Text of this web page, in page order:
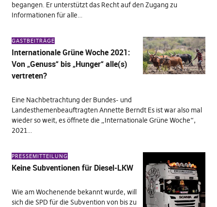
begangen. Er unterstützt das Recht auf den Zugang zu
Informationen für alle…
GASTBEITRÄGE
Internationale Grüne Woche 2021:
Von „Genuss“ bis „Hunger“ alle(s)
vertreten?
Eine Nachbetrachtung der Bundes- und
Landesthemenbeauftragten Annette Berndt Es ist war also mal
wieder so weit, es öffnete die „Internationale Grüne Woche“,
2021…
PRESSEMITTEILUNG
Keine Subventionen für Diesel-LKW
Wie am Wochenende bekannt wurde, will
sich die SPD für die Subvention von bis zu